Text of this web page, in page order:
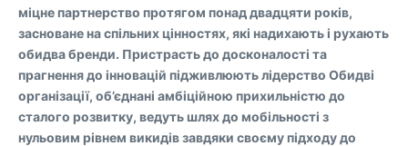
міцне партнерство протягом понад двадцяти років,
засноване на спільних цінностях, які надихають і рухають
обидва бренди. Пристрасть до досконалості та
прагнення до інновацій підживлюють лідерство Обидві
організації, об’єднані амбіційною прихильністю до
сталого розвитку, ведуть шлях до мобільності з
нульовим рівнем викидів завдяки своєму підходу до